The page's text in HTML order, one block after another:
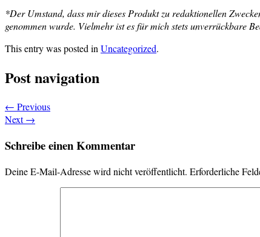
*Der Umstand, dass mir dieses Produkt zu redaktionellen
genommen wurde. Vielmehr ist es für mich stets unverrückbare
This entry was posted inUncategorized.
Post navigation
← Previous
Next→
Schreibe einen Kommentar
Deine E-Mail-Adresse wird nicht veröffentlicht. Erforderliche